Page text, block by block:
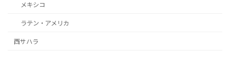
メキシコ
ラテン・アメリカ
西サハラ